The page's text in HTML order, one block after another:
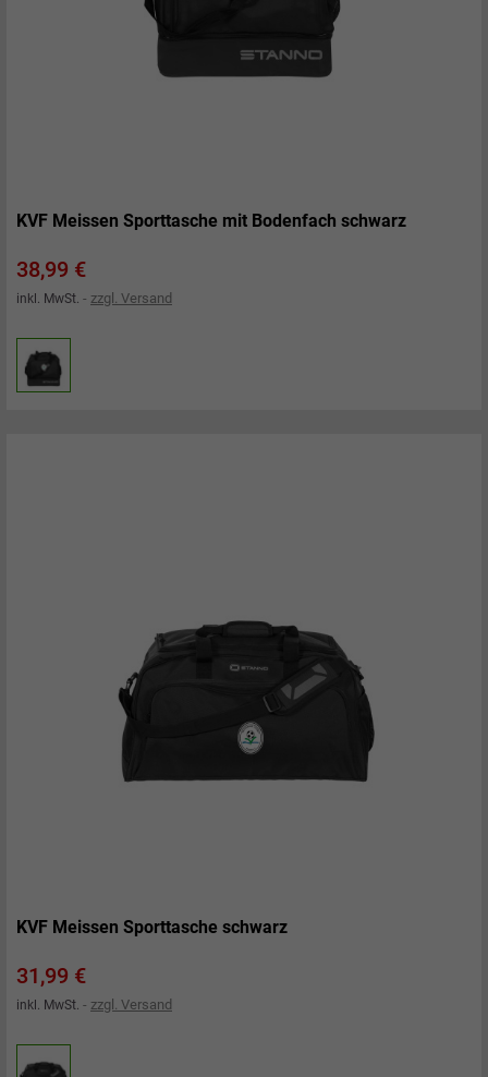
KVF Meissen Sporttasche mit Bodenfach schwarz
Preis
38,99 €
inkl. MwSt. zzgl. Versand
KVF Meissen Sporttasche schwarz
Preis
31,99 €
inkl. MwSt. zzgl. Versand